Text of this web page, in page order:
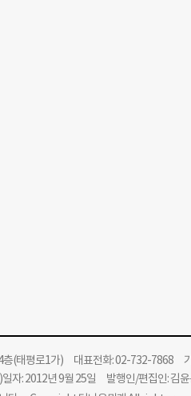
층(태평로1가) 대표전화: 02-732-7868
자: 2012년 9월 25일 발행인/편집인: 김